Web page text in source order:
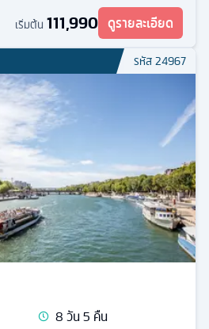
เริ่มต้น 111,990 ดูรายละเอียด
รหัส24967
8วัน5 คืน